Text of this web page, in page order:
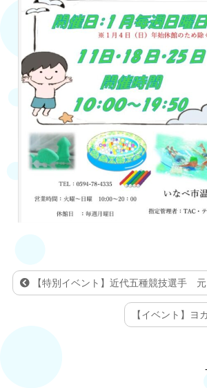
【特別イベント】近代五種競技選手 元
【イベント】